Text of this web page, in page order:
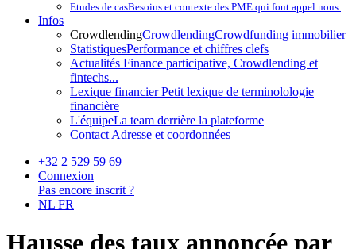
Etudes de casBesoins et contexte des PME qui font appel nous.
Infos
CrowdlendingCrowdlendingCrowdfunding immobilier
StatistiquesPerformance et chiffres clefs
Actualités Finance participative, Crowdlending et
fintechs...
Lexique financierPetit lexique de terminolologie
financière
L'équipeLa team derrière la plateforme
Contact Adresse et coordonnées
+32 2 529 59 69
Connexion
Pas encore inscrit ?
NL FR
Hausse des taux annoncée par